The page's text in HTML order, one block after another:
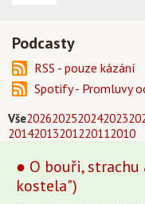
Vše2026202520242023
20142013201220112010
● O bouři, strachu
kostela")
Podcasty
RSS - pouze kázání
Spotify - Promluvy